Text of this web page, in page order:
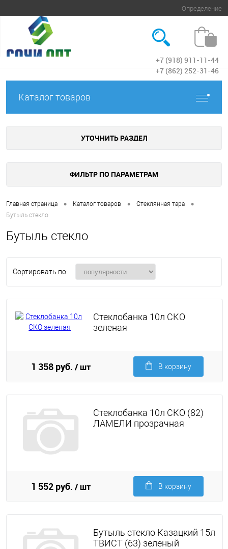
Определение
+7 (918) 911-11-44
+7 (862) 252-31-46
Каталог товаров
УТОЧНИТЬ РАЗДЕЛ
ФИЛЬТР ПО ПАРАМЕТРАМ
Главная страница • Каталог товаров • Стеклянная тара •
Бутыль стекло
Бутыль стекло
Сортировать по:
Стеклобанка 10л СКО
зеленая
1 358 руб. / шт В корзину
Стеклобанка 10л СКО (82)
ЛАМЕЛИ прозрачная
1 552 руб. / шт В корзину
Бутыль стекло Казацкий 15л
ТВИСТ (63) зеленый